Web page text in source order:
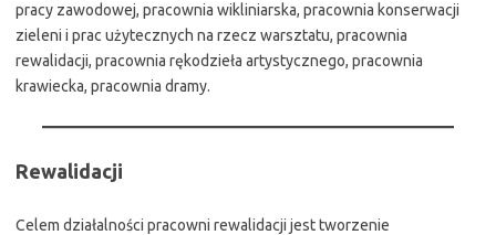
pracy zawodowej, pracownia wikliniarska, pracownia konserwacji
zieleni i prac użytecznych na rzecz warsztatu, pracownia
rewalidacji, pracownia rękodzieła artystycznego, pracownia
krawiecka, pracownia dramy.
Rewalidacji
Celem działalności pracowni rewalidacji jest tworzenie